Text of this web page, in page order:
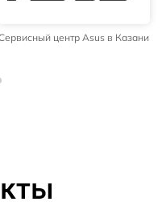
центр Asus в Казани